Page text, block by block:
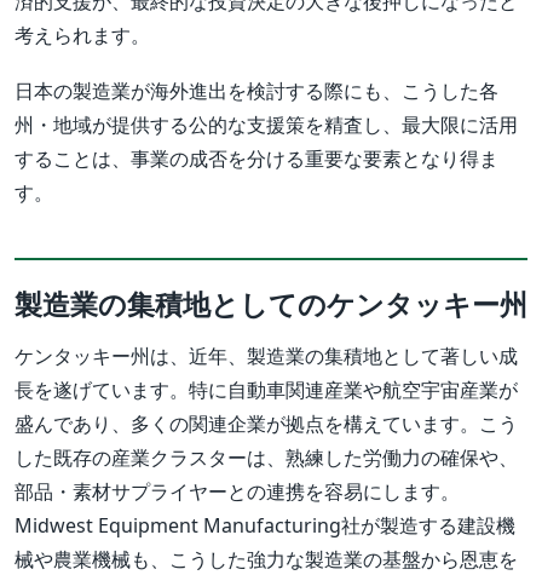
考えられます。
日本の製造業が海外進出を検討する際にも、こうした各
州・地域が提供する公的な支援策を精査し、最大限に活用
することは、事業の成否を分ける重要な要素となり得ま
す。
製造業の集積地としてのケンタッキー州
ケンタッキー州は、近年、製造業の集積地として著しい成
長を遂げています。特に自動車関連産業や航空宇宙産業が
盛んであり、多くの関連企業が拠点を構えています。こう
した既存の産業クラスターは、熟練した労働力の確保や、
部品・素材サプライヤーとの連携を容易にします。
Midwest Equipment Manufacturing社が製造する建設機
械や農業機械も、こうした強力な製造業の基盤から恩恵を